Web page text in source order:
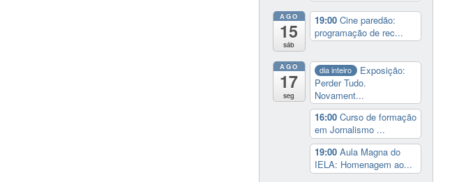
AGO
15
sáb
19:00 Cine paredão:
programação de rec...
AGO
17
seg
dia inteiro
Exposição:
Perder Tudo.
Novament...
16:00 Curso de formação
em Jornalismo ...
19:00 Aula Magna do
IELA: Homenagem ao...